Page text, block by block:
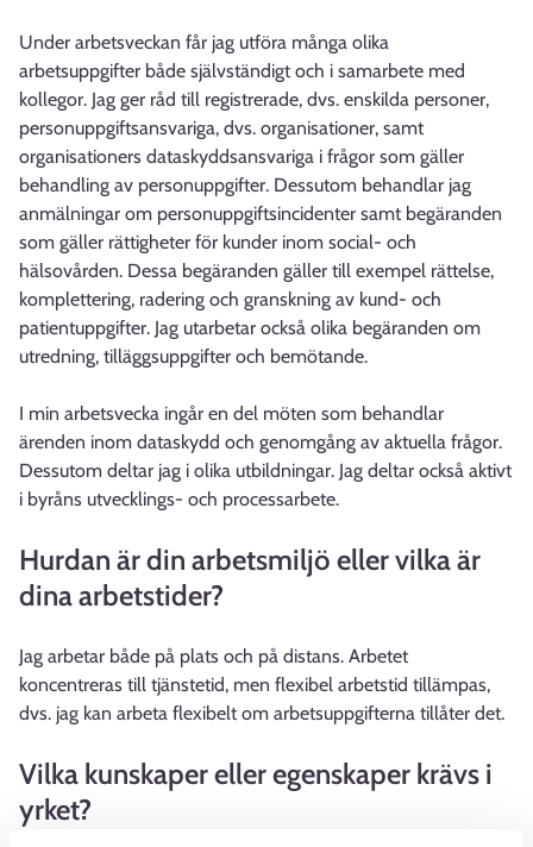
Under arbetsveckan får jag utföra många olika
arbetsuppgifter både självständigt och i samarbete med
kollegor. Jag ger råd till registrerade, dvs. enskilda personer,
personuppgiftsansvariga, dvs. organisationer, samt
organisationers dataskyddsansvariga i frågor som gäller
behandling av personuppgifter. Dessutom behandlar jag
anmälningar om personuppgiftsincidenter samt begäranden
som gäller rättigheter för kunder inom social- och
hälsovården. Dessa begäranden gäller till exempel rättelse,
komplettering, radering och granskning av kund- och
patientuppgifter. Jag utarbetar också olika begäranden om
utredning, tilläggsuppgifter och bemötande.
I min arbetsvecka ingår en del möten som behandlar
ärenden inom dataskydd och genomgång av aktuella frågor.
Dessutom deltar jag i olika utbildningar. Jag deltar också aktivt
i byråns utvecklings- och processarbete.
Hurdan är din arbetsmiljö eller vilka är
dina arbetstider?
Jag arbetar både på plats och på distans. Arbetet
koncentreras till tjänstetid, men flexibel arbetstid tillämpas,
dvs. jag kan arbeta flexibelt om arbetsuppgifterna tillåter det.
Vilka kunskaper eller egenskaper krävs i
yrket?